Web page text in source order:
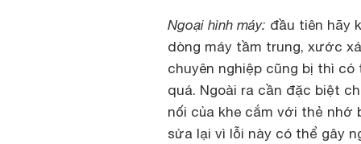
Ngoại hình máy: đầu tiên hãy
dòng máy tầm trung, xước
chuyên nghiệp cũng bị thì
quá. Ngoài ra cần đặc biệt
nối của khe cắm với thẻ nhớ
sửa lại vì lỗi này có thể gây